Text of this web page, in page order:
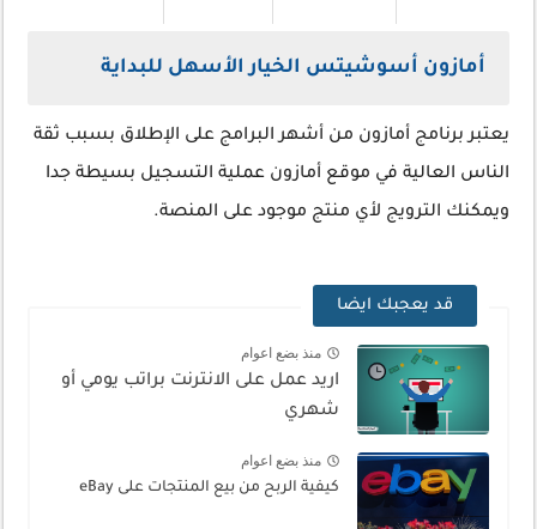
أمازون أسوشيتس الخيار الأسهل للبداية
يعتبر برنامج أمازون من أشهر البرامج على الإطلاق بسبب ثقة
الناس العالية في موقع أمازون عملية التسجيل بسيطة جدا
ويمكنك الترويج لأي منتج موجود على المنصة.
قد يعجبك ايضا
منذ بضع اعوام
اريد عمل على الانترنت براتب يومي أو
شهري
منذ بضع اعوام
كيفية الربح من بيع المنتجات على eBay